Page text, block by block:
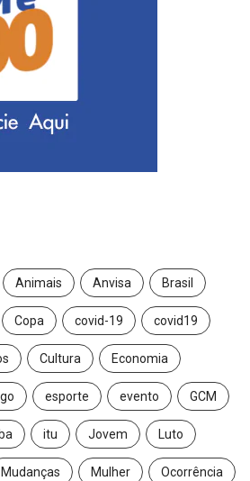
Animais Anvisa Brasil
Copa covid-19 covid19
Cultura Economia
esporte evento GCM
itu Jovem Luto
Mudanças Mulher Ocorrência